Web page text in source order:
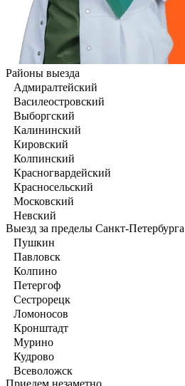
Районы выезда
Адмиралтейский
Василеостровский
Выборгский
Калининский
Кировский
Колпинский
Красногвардейский
Красносельский
Московский
Невский
Выезд за пределы Санкт-Петербурга
Пушкин
Павловск
Колпино
Петергоф
Сестрорецк
Ломоносов
Кронштадт
Мурино
Кудрово
Всеволожск